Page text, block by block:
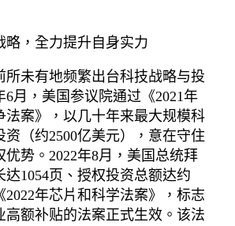
略，全力提升自身实力
所未有地频繁出台科技战略与投
6月，美国参议院通过《2021年
法案》，以几十年来最大规模科
资（约2500亿美元），意在守住
优势。2022年8月，美国总统拜
达1054页、授权投资总额达约
2022年芯片和科学法案》，标志
高额补贴的法案正式生效。该法